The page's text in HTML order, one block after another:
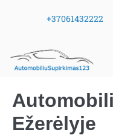
+37061432222
Ežerėlyje